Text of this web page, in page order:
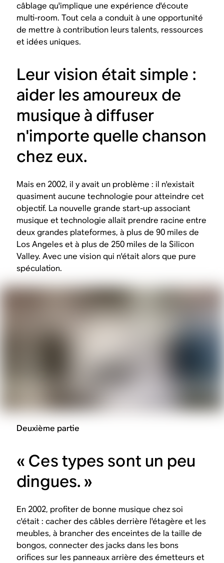
câblage qu'implique une expérience d'écoute
multi-room. Tout cela a conduit à une opportunité
de mettre à contribution leurs talents, ressources
et idées uniques.
Leur vision était simple :
aider les amoureux de
musique à diffuser
n'importe quelle chanson
chez eux.
Mais en 2002, il y avait un problème : il n'existait
quasiment aucune technologie pour atteindre cet
objectif. La nouvelle grande start-up associant
musique et technologie allait prendre racine entre
deux grandes plateformes, à plus de 90 miles de
Los Angeles et à plus de 250 miles de la Silicon
Valley. Avec une vision qui n'était alors que pure
spéculation.
Deuxième partie
« Ces types sont un peu
dingues. »
En 2002, profiter de bonne musique chez soi
c'était : cacher des câbles derrière l'étagère et les
meubles, à brancher des enceintes de la taille de
bongos, connecter des jacks dans les bons
orifices sur les panneaux arrière des émetteurs et